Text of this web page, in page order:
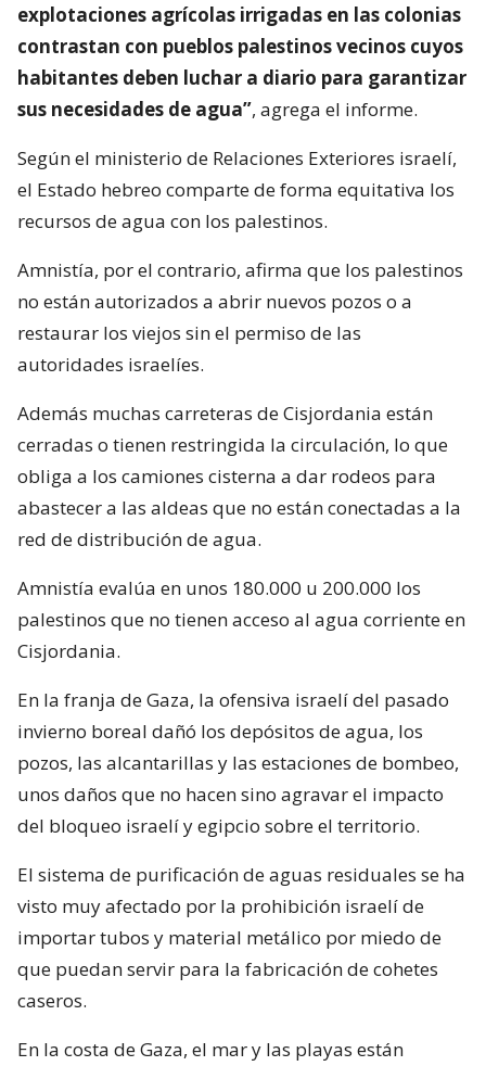
explotaciones agrícolas irrigadas en las colonias
contrastan con pueblos palestinos vecinos cuyos
habitantes deben luchar a diario para garantizar
sus necesidades de agua”, agrega el informe.
Según el ministerio de Relaciones Exteriores israelí,
el Estado hebreo comparte de forma equitativa los
recursos de agua con los palestinos.
Amnistía, por el contrario, afirma que los palestinos
no están autorizados a abrir nuevos pozos o a
restaurar los viejos sin el permiso de las
autoridades israelíes.
Además muchas carreteras de Cisjordania están
cerradas o tienen restringida la circulación, lo que
obliga a los camiones cisterna a dar rodeos para
abastecer a las aldeas que no están conectadas a la
red de distribución de agua.
Amnistía evalúa en unos 180.000 u 200.000 los
palestinos que no tienen acceso al agua corriente en
Cisjordania.
En la franja de Gaza, la ofensiva israelí del pasado
invierno boreal dañó los depósitos de agua, los
pozos, las alcantarillas y las estaciones de bombeo,
unos daños que no hacen sino agravar el impacto
del bloqueo israelí y egipcio sobre el territorio.
El sistema de purificación de aguas residuales se ha
visto muy afectado por la prohibición israelí de
importar tubos y material metálico por miedo de
que puedan servir para la fabricación de cohetes
caseros.
En la costa de Gaza, el mar y las playas están